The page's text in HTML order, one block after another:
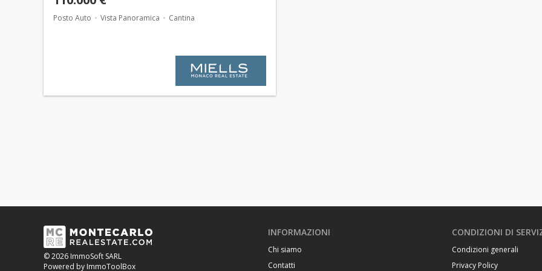
Posto Auto Vista Panoramica Cantina
© 2026 ImmoSoft SARL
Powered by ImmoToolBox
INFORMAZIONI
Chi siamo
Contatti
CONDIZIONI DI
Condizioni generali
Privacy Policy